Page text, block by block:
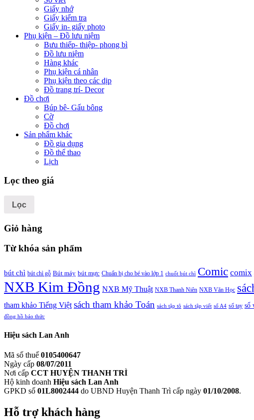
Giấy nhớ
Giấy kiểm tra
Giấy in- giấy photo
Phụ kiện – Đồ lưu niệm
Bưu thiếp- thiệp- phong bì
Đồ lưu niệm
Hàng khác
Phụ kiện cá nhân
Phụ kiện theo các dịp
Đồ trang trí- Decor
Đồ chơi
Búp bê- Gấu bông
Cờ
Đồ chơi
Sản phẩm khác
Đồ gia dụng
Đồ thể thao
Lịch
Lọc theo giá
Lọc
Giỏ hàng
Từ khóa sản phẩm
bút chì bút chì gỗ Bút máy bút mực Chuẩn bị cho bé vào lớp 1 chuốt bút chì Comic comix
NXB Kim Đồng NXB Mỹ Thuật NXB Thanh Niên NXB Văn Học
tham khảo Tiếng Việt sách tham khảo Toán sách tập tô sách tập viết sổ A4 sổ tay sổ
đồng hồ báo thức
Hiệu sách Lan Anh
Mã số thuế 0105400647
Ngày cấp 08/07/2011
Nơi cấp CCT HUYỆN THANH TRÌ
Hộ kinh doanh Hiệu sách Lan Anh
GPKD số 01L8002444 do UBND Huyện Thanh Trì cấp ngày 01/10/2008.
Hỗ trợ khách hàng